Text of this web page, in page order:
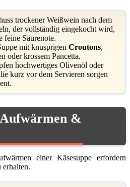
trockener Weißwein nach dem
der vollständig eingekocht wird,
feine Säurenote.
mit knusprigen Croutons,
oder krossem Pancetta.
hochwertiges Olivenöl oder
kurz vor dem Servieren sorgen
&
einer Käsesuppe erfordern